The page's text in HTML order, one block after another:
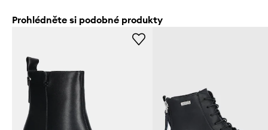
Prohlédněte si podobné produkty